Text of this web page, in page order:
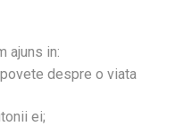
ajuns in:
despre o viata
ei;